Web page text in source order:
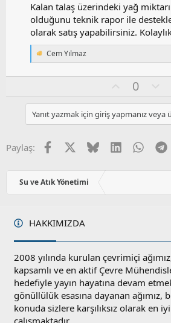
Kalan talaş üzerindeki yağ
olduğunu teknik rapor ile
olarak satış yapabilirsiniz.
T
p
i
l
e
r
Cem Yılmaz
y
l
a
0
l
u
u
z
o
l
Yanıt yazmak için giriş yapmanız veya
Paylaş: Facebook BlueskyLinkedIn
Su ve Atık Yönetimi
HAKKIMIZDA
2008 yılında kurulan çevrimiçi
kapsamlı ve en aktif Çevre
hedefiyle yayın hayatına devam
gönüllülük esasına dayanan ağımız,
konuda sizlere karşılıksız olarak en
çalışmaktadır.